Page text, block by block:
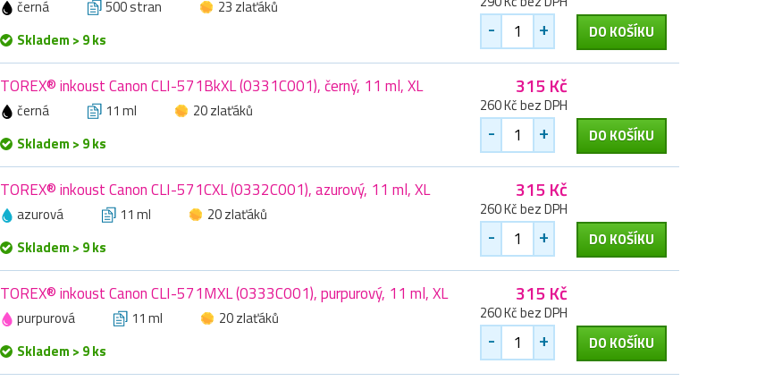
černá 500 stran
23 zlaťáků
Skladem > 9 ks
- + DO KOŠÍKU
TOREX® inkoust Canon CLI-571BkXL (0331C001), černý, 11 ml, XL
černá 11 ml
20 zlaťáků
Skladem > 9 ks
315 Kč
260 Kč bez DPH
- + DO KOŠÍKU
TOREX® inkoust Canon CLI-571CXL (0332C001), azurový, 11 ml, XL
azurová 11 ml
20 zlaťáků
Skladem > 9 ks
315 Kč
260 Kč bez DPH
- + DO KOŠÍKU
TOREX® inkoust Canon CLI-571MXL (0333C001), purpurový, 11 ml, XL
purpurová 11 ml
20 zlaťáků
Skladem > 9 ks
315 Kč
260 Kč bez DPH
- + DO KOŠÍKU